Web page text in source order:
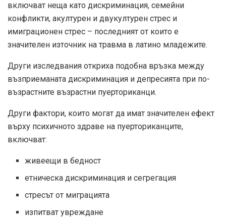
включват неща като дискриминация, семейни
конфликти, акултурен и двукултурен стрес и
имиграционен стрес – последният от които е
значителен източник на травма в латино младежите.
Други изследвания откриха подобна връзка между
възприеманата дискриминация и депресията при по-
възрастните възрастни пуерториканци.
Други фактори, които могат да имат значителен ефект
върху психичното здраве на пуерториканците,
включват:
живеещи в бедност
етническа дискриминация и сегрегация
стресът от миграцията
изпитват увреждане